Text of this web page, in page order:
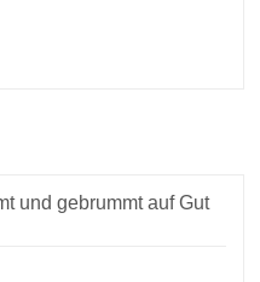
und gebrummt auf Gut